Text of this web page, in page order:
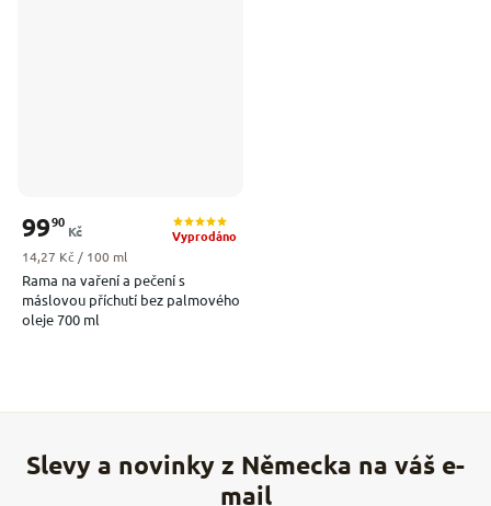
Rama na vaření a pečení s
máslovou příchutí bez palmového
oleje 700 ml
Vyprodáno
9990
Kč
Měrná cena:
14,27 Kč / 100 ml